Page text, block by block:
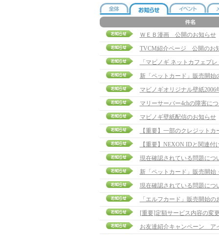
ＷＥＢ漫画 公開のお知らせ
TVCM紹介ページ 公開のお
「マビノギ ネットカフェプ
新「ペットカード」販売開始
マビノギオリジナル壁紙
マリーサーバー4chの障害に
マビノギ壁紙配信のお知らせ
【重要】一部のクレジット
【重要】NEXON IDと関連
現在確認されている問題につ
新「ペットカード」販売開始
現在確認されている問題につ
「エルフカード」販売開始の
[重要]定額サービス内容の変
お友達紹介キャンペーン ア